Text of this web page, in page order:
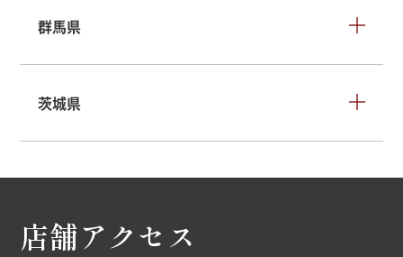
群馬県
茨城県
店舗アクセス